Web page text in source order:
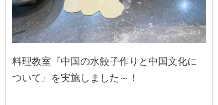
料理教室 『中 国の水餃子作り と 中 国文化に
ついて 』 を実施し ま した ～ ！